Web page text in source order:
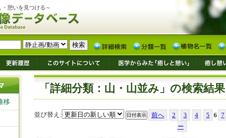
憩いを見つける～
「詳細分類：山・山並み」の検索結果
並び替え: 前へ 2 3 4 5 6 7
ー
移